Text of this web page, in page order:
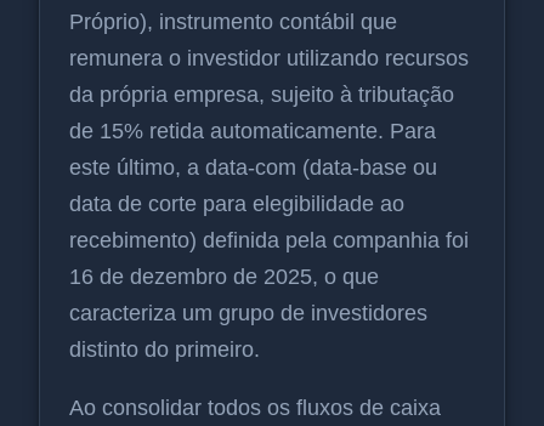
Próprio), instrumento contábil que
remunera o investidor utilizando recursos
da própria empresa, sujeito à tributação
de 15% retida automaticamente. Para
este último, a data-com (data-base ou
data de corte para elegibilidade ao
recebimento) definida pela companhia foi
16 de dezembro de 2025, o que
caracteriza um grupo de investidores
distinto do primeiro.
Ao consolidar todos os fluxos de caixa